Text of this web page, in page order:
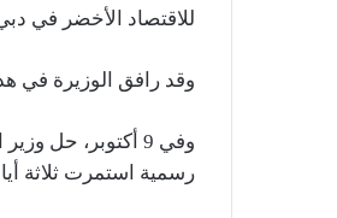
للاقتصاد الأخضر في
وقد رافق الوزيرة في
وفي 9 أكتوبر، حل
رسمية استمرت ثلاثة